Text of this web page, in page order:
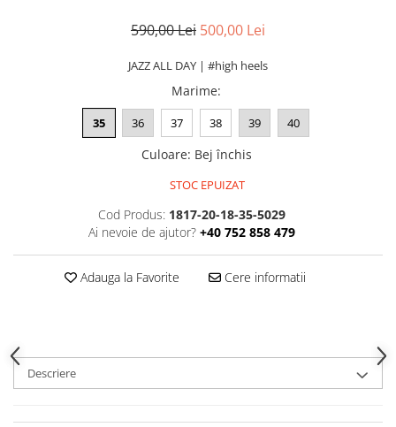
590,00 Lei 500,00 Lei
JAZZ ALL DAY | #high heels
Marime:
35 36 37 38 39 40
Culoare: Bej închis
STOC EPUIZAT
Cod Produs: 1817-20-18-35-5029
Ai nevoie de ajutor? +40 752 858 479
Adauga la Favorite Cere informatii
Descriere